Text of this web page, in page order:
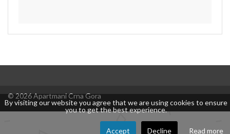
© 2026 Apartmani Crna Gora
By visiting our website you agree that we are using cookies to ensure
you to get the best experience.
Accept Decline Read more